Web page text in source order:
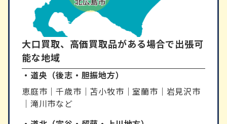
大口買取、高価買取品がある場合で出張可
能な地域
・道央（後志・胆振地方）
恵庭市｜千歳市｜苫小牧市｜室蘭市｜岩見沢市
｜滝川市など